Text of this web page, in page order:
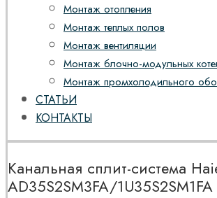
Монтаж отопления
Монтаж теплых полов
Монтаж вентиляции
Монтаж блочно-модульных
Монтаж промхолодильного
СТАТЬИ
КОНТАКТЫ
Канальная сплит-система
AD35S2SM3FA/1U35S2SM1FA